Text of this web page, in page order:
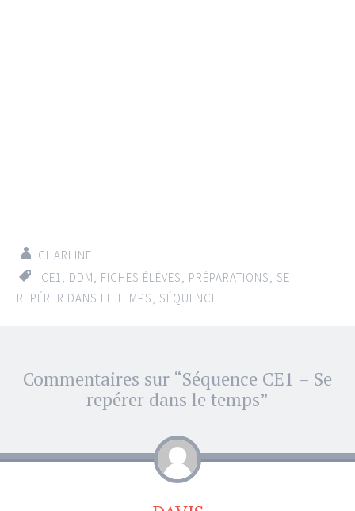
CHARLINE
CE1, DDM, FICHES ÉLÈVES, PRÉPARATIONS, SE
REPÉRER DANS LE TEMPS, SÉQUENCE
Navigation d'article
Commentaires sur “Séquence CE1 – Se
repérer dans le temps”